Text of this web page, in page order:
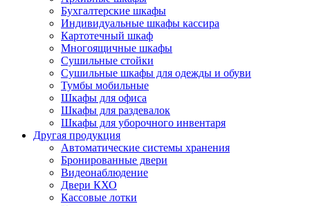
Бухгалтерские шкафы
Индивидуальные шкафы кассира
Картотечный шкаф
Многоящичные шкафы
Сушильные стойки
Сушильные шкафы для одежды и обуви
Тумбы мобильные
Шкафы для офиса
Шкафы для раздевалок
Шкафы для уборочного инвентаря
Другая продукция
Автоматические системы хранения
Бронированные двери
Видеонаблюдение
Двери КХО
Кассовые лотки